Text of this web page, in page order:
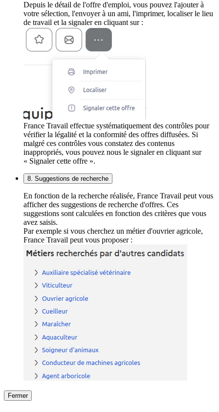
Depuis le détail de l'offre d'emploi, vous pouvez l'ajouter à
votre sélection, l'envoyer à un ami, l'imprimer, localiser le lieu
de travail et la signaler en cliquant sur :
France Travail effectue systématiquement des contrôles pour
vérifier la légalité et la conformité des offres diffusées. Si
malgré ces contrôles vous constatez des contenus
inappropriés, vous pouvez nous le signaler en cliquant sur
« Signaler cette offre ».
8. Suggestions de recherche
En fonction de la recherche réalisée, France Travail peut vous
afficher des suggestions de recherche d'offres. Ces
suggestions sont calculées en fonction des critères que vous
avez saisis.
Par exemple si vous cherchez un métier d'ouvrier agricole,
France Travail peut vous proposer :
Fermer